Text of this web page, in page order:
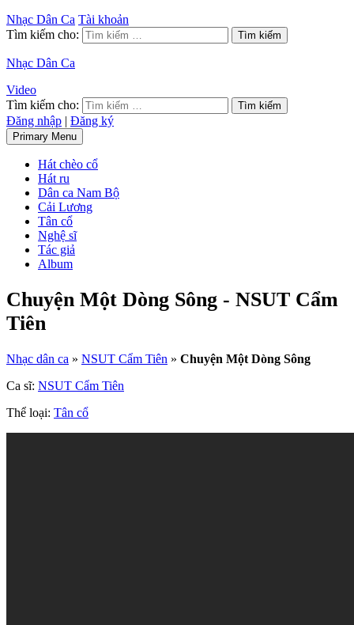
Nhạc Dân Ca Tài khoản
Tìm kiếm cho:
Nhạc Dân Ca
Video
Tìm kiếm cho:
Đăng nhập | Đăng ký
Primary Menu
Hát chèo cổ
Hát ru
Dân ca Nam Bộ
Cải Lương
Tân cổ
Nghệ sĩ
Tác giả
Album
Chuyện Một Dòng Sông - NSUT Cẩm
Tiên
Nhạc dân ca » NSUT Cẩm Tiên » Chuyện Một Dòng Sông
Ca sĩ: NSUT Cẩm Tiên
Thể loại: Tân cổ